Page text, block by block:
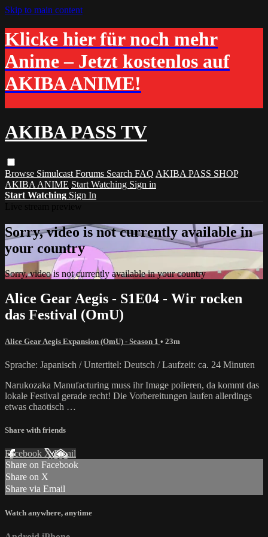
Skip to main content
Klicke hier für noch mehr
Anime – Jetzt kostenlos auf
AKIBA ANIME!
AKIBA PASS TV
Browse Simulcast Forums Search FAQ AKIBA PASS SHOP
AKIBA ANIME Start Watching Sign in
Start Watching Sign In
Sorry, video is not currently available in
your country
Sorry, video is not currently available in your country
Alice Gear Aegis - S1E04 - Wir rocken
das Festival (OmU)
Alice Gear Aegis Expansion (OmU) - Season 1 • 23m
Sprache: Japanisch / Untertitel: Deutsch / Laufzeit: ca. 24 Minuten
Narukozaka Manufacturing muss ihr Image polieren, da kommt das
lokale Festival gerade recht! Die Vorbereitungen laufen allerdings
etwas chaotisch …
Share with friends
Facebook XEmail
Share on Facebook
Share on X
Share via Email
Watch anywhere, anytime